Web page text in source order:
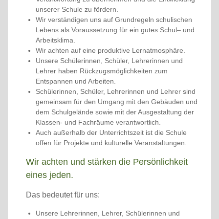
unserer Schule zu fördern.
Wir verständigen uns auf Grundregeln schulischen
Lebens als Voraussetzung für ein gutes Schul– und
Arbeitsklima.
Wir achten auf eine produktive Lernatmosphäre.
Unsere Schülerinnen, Schüler, Lehrerinnen und
Lehrer haben Rückzugsmöglichkeiten zum
Entspannen und Arbeiten.
Schülerinnen, Schüler, Lehrerinnen und Lehrer sind
gemeinsam für den Umgang mit den Gebäuden und
dem Schulgelände sowie mit der Ausgestaltung der
Klassen- und Fachräume verantwortlich.
Auch außerhalb der Unterrichtszeit ist die Schule
offen für Projekte und kulturelle Veranstaltungen.
Wir achten und stärken die Persönlichkeit
eines jeden.
Das bedeutet für uns:
Unsere Lehrerinnen, Lehrer, Schülerinnen und